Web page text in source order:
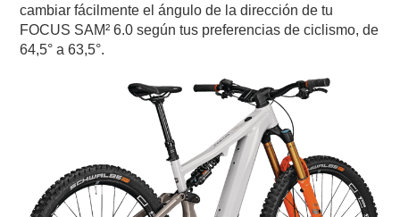
cambiar fácilmente el ángulo de la dirección de tu
FOCUS SAM² 6.0 según tus preferencias de ciclismo, de
64,5° a 63,5°.